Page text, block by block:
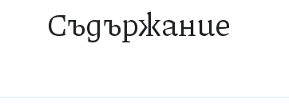
Съдържание